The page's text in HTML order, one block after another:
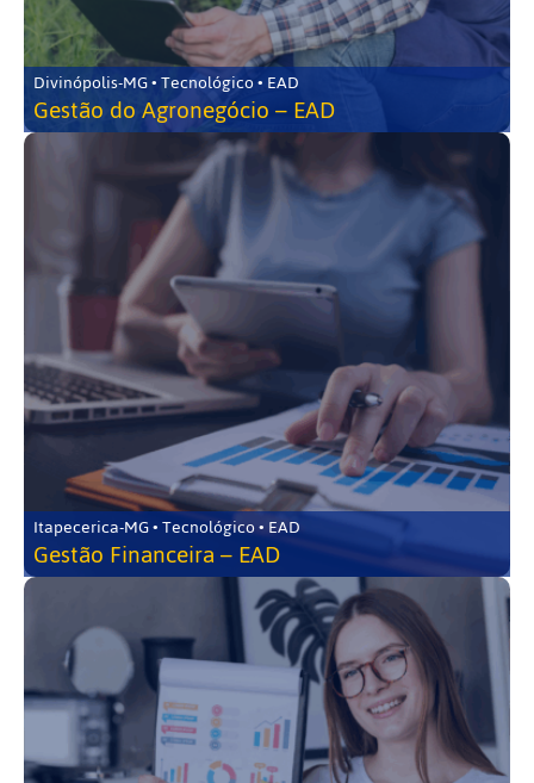
Divinópolis-MG • Tecnológico • EAD
Gestão do Agronegócio – EAD
Itapecerica-MG • Tecnológico • EAD
Gestão Financeira – EAD